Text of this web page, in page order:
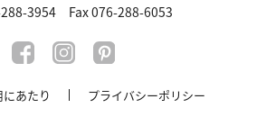
3954 Fax 076-288-6053
あたり プライバシーポリシー